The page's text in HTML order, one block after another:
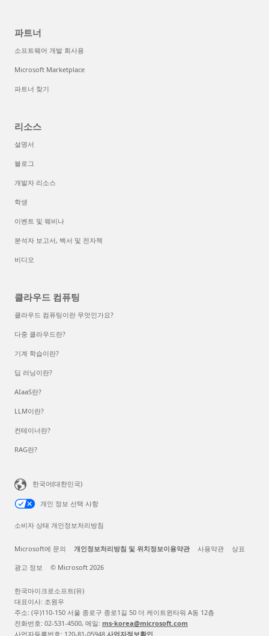
파트너
소프트웨어 개발 회사용
Microsoft Marketplace
파트너 찾기
리소스
설명서
블로그
개발자 리소스
학생
이벤트 및 웨비나
분석자 보고서, 백서 및 전자책
비디오
클라우드 컴퓨팅
클라우드 컴퓨팅이란 무엇인가요?
다중 클라우드란?
기계 학습이란?
딥 러닝이란?
AIaaS란?
LLM이란?
컨테이너란?
RAG란?
한국어(대한민국)
개인 정보 선택 사항
소비자 상태 개인정보처리방침
Microsoft에 문의 개인정보처리방침 및 위치정보이용약관 사용약관 상표
광고 정보 © Microsoft 2026
한국마이크로소프트(유)
대표이사: 조원우
주소: (우)110-150 서울 종로구 종로1길 50 더 케이트윈타워 A동 12층
전화번호: 02-531-4500, 메일: ms-korea@microsoft.com
사업자등록번호: 120-81-05948 사업자정보확인